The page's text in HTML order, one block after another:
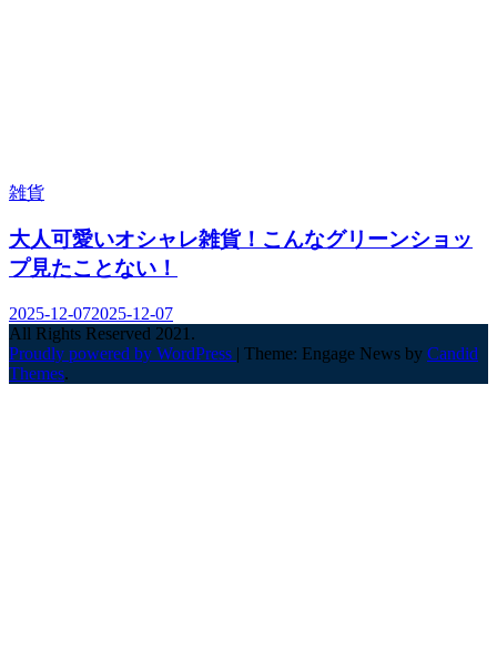
雑貨
大人可愛いオシャレ雑貨！こんなグリーンショッ
プ見たことない！
2025-12-072025-12-07
All Rights Reserved 2021.
Proudly powered by WordPress | Theme: Engage News by Candid
Themes.